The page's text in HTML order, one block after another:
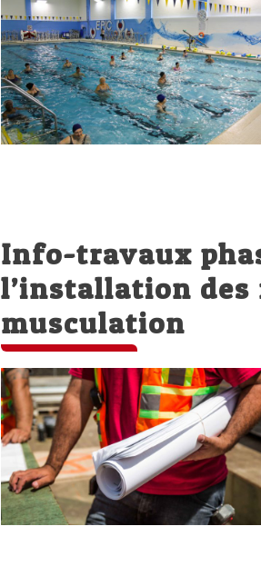
Info-travaux
l’installation des
musculation